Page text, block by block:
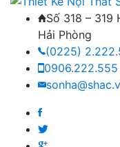
Số 318 – 319
Hải Phòng
(0225)
0906.222.555